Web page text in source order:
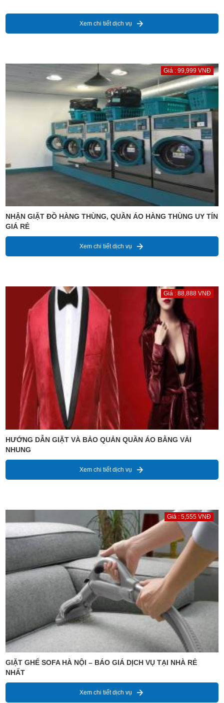
Xem chi tiết dịch vụ
Giá : 99,999 VNĐ
NHẬN GIẶT ĐỒ HÀNG THÙNG, QUẦN ÁO HÀNG THÙNG UY TÍN
GIÁ RẺ
Xem chi tiết dịch vụ
Giá : 88,888 VNĐ
HƯỚNG DẪN GIẶT VÀ BẢO QUẢN QUẦN ÁO BẰNG VẢI
NHUNG
Xem chi tiết dịch vụ
Giá : 5,555 VNĐ
GIẶT GHẾ SOFA HÀ NỘI – BÁO GIÁ DỊCH VỤ TẠI NHÀ RẺ
NHẤT
Xem chi tiết dịch vụ